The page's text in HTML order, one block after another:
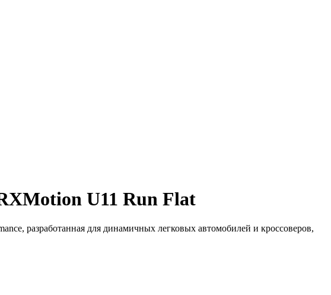
U11 Run Flat
разработанная для динамичных легковых автомобилей и кроссоверов,